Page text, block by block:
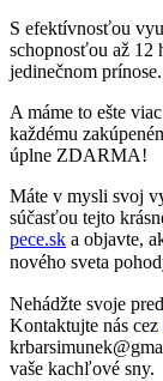
S efektívnosťou
schopnosťou až 12
jedinečnom prínose.
A máme to ešte
každému
úplne ZDARMA!
Máte v mysli svoj
súčasťou tejto
pece.sk a objavte,
nového sveta
Nehádžte svoje
Kontaktujte nás cez
vaše kachľové sny.